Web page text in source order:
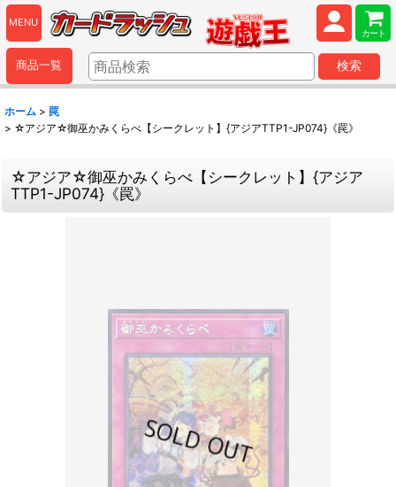
MENU
カート
商品一覧 検索
ホーム > 罠
> ☆アジア☆御巫かみくらべ【シークレット】{アジアTTP1-JP074}《罠》
☆アジア☆御巫かみくらべ【シークレット】{アジア
TTP1-JP074}《罠》